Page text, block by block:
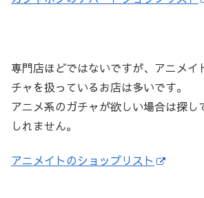
専門店ほどではないですが、アニメイ
チャを扱っているお店は多いです。
アニメ系のガチャが欲しい場合は探し
しれません。
アニメイトのショップリスト